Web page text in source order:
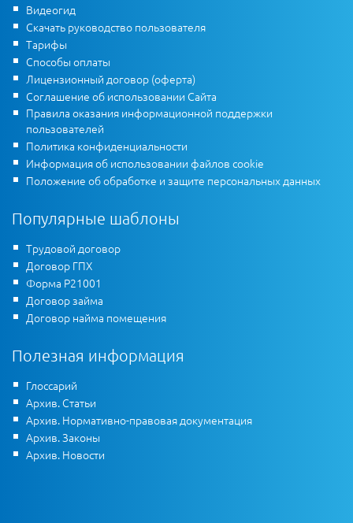
Видеогид
Скачать руководство пользователя
Тарифы
Способы оплаты
Лицензионный договор (оферта)
Соглашение об использовании Сайта
Правила оказания информационной поддержки
пользователей
Политика конфиденциальности
Информация об использовании файлов cookie
Положение об обработке и защите персональных данных
Популярные шаблоны
Трудовой договор
Договор ГПХ
Форма Р21001
Договор займа
Договор найма помещения
Полезная информация
Глоссарий
Архив. Статьи
Архив. Нормативно-правовая документация
Архив. Законы
Архив. Новости